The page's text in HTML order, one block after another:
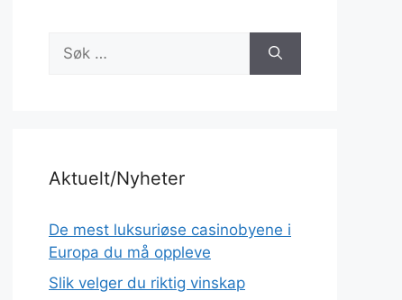
Søk
etter:
Aktuelt/Nyheter
De mest luksuriøse casinobyene i
Europa du må oppleve
Slik velger du riktig vinskap